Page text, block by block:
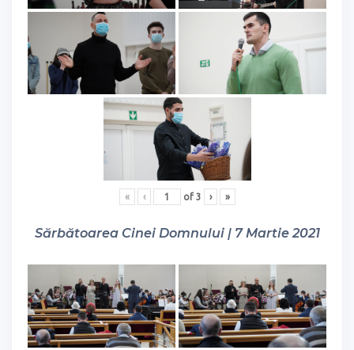
« ‹ of 3 › »
Sărbătoarea Cinei Domnului | 7 Martie 2021